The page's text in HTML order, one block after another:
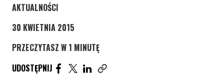
STRONA KATEGORII WPISÓW
AKTUALNOŚCI
30 KWIETNIA 2015
PRZECZYTASZ W 1 MINUTĘ
UDOSTĘPNIJ
UDOSTĘPNIJ ARTYKUŁ NA FACEBOOK. STRONA
UDOSTĘPNIJ ARTYKUŁ NA TWITTER.
UDOSTĘPNIJ ARTYKUŁ NA LINKEDIN.